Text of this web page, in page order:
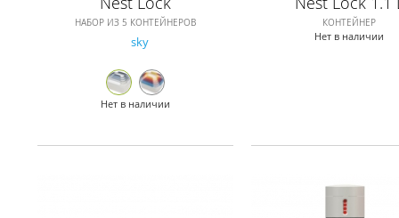
НАБОР ИЗ 5 КОНТЕЙНЕРОВ
sky
Нет в наличии
КОНТЕЙНЕР
Нет в наличии